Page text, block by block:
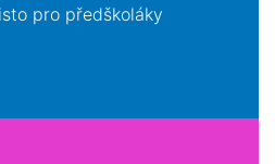
pro předškoláky